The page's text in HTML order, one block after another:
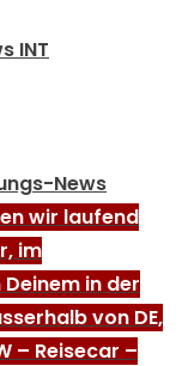
INT
News
wir laufend
im
in der
von DE,
– Reisecar –